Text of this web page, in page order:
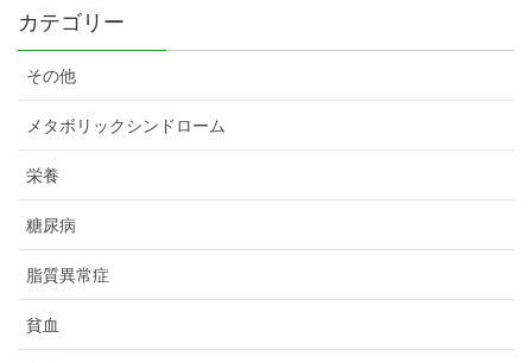
カテゴリー
その他
メタボリックシンドローム
栄養
糖尿病
脂質異常症
貧血